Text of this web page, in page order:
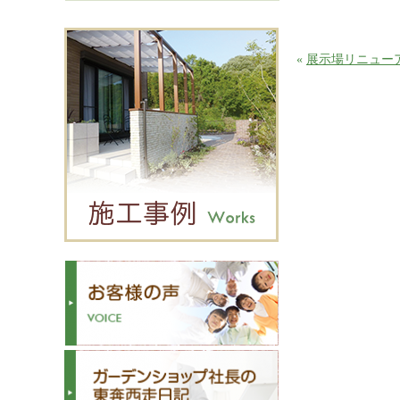
« 展示場リニュー